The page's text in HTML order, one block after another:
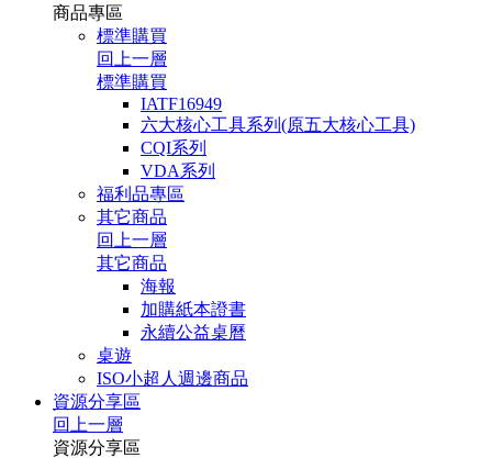
商品專區
標準購買
回上一層
標準購買
IATF16949
六大核心工具系列(原五大核心工具)
CQI系列
VDA系列
福利品專區
其它商品
回上一層
其它商品
海報
加購紙本證書
永續公益桌曆
桌遊
ISO小超人週邊商品
資源分享區
回上一層
資源分享區